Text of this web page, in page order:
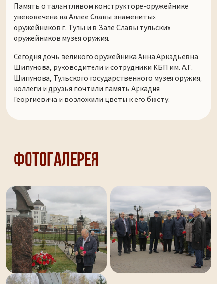
Память о талантливом конструкторе-оружейнике
увековечена на Аллее Славы знаменитых
оружейников г. Тулы и в Зале Славы тульских
оружейников музея оружия.
Сегодня дочь великого оружейника Анна Аркадьевна
Шипунова, руководители и сотрудники КБП им. А.Г.
Шипунова, Тульского государственного музея оружия,
коллеги и друзья почтили память Аркадия
Георгиевича и возложили цветы к его бюсту.
Фотогалерея